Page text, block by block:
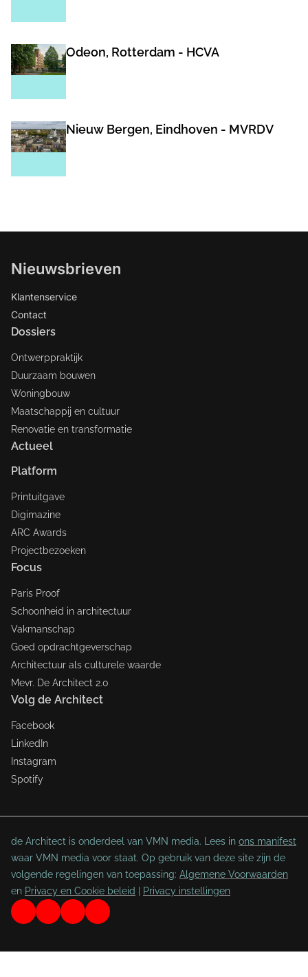
Odeon, Rotterdam - HCVA
Nieuw Bergen, Eindhoven - MVRDV
Nieuwsbrieven
Klantenservice
Contact
Dossiers
Ontwerppraktijk
Duurzaam bouwen
Woningbouw
Maatschappij en cultuur
Renovatie en transformatie
Actueel
Platform
Printuitgave
Digimazine
ARC Awards
Projectbezoeken
Focus
Paris Proof
Schoonheid in architectuur
Vakmanschap
Goed opdrachtgeverschap
Architectuur als culturele waarde
Mevr. De Architect 2.0
Volg de Architect
Facebook
LinkedIn
Instagram
Spotify
de Architect is onderdeel van VMN media. Lees in ons manifest
waar VMN media voor staat. Op gebruik van deze site zijn de
volgende regelingen van toepassing: Algemene Voorwaarden
en Privacy en Cookie beleid Privacy instellingen